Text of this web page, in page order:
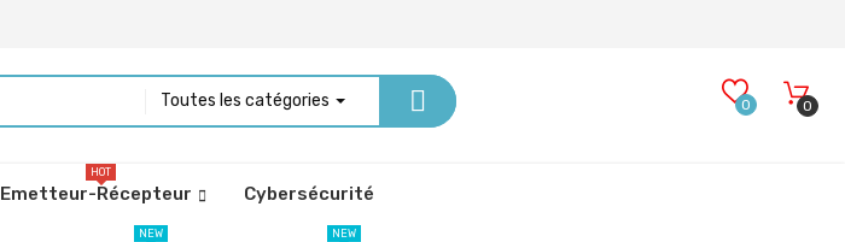
Toutes les catégories 0 0
Emetteur-Récepteur
HOT
Cybersécurité
NEW NEW